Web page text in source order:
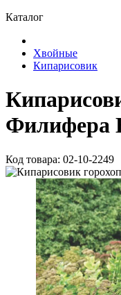
Каталог
Хвойные
Кипарисовик
Филифера
Код товара: 02-10-2249